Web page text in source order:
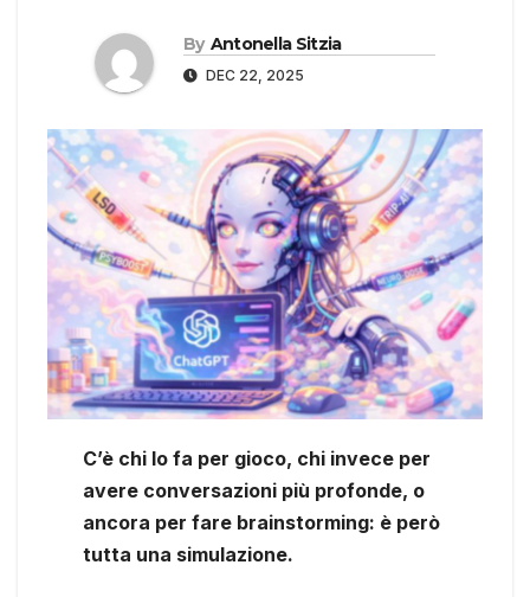
By Antonella Sitzia
DEC 22, 2025
C’è chi lo fa per gioco, chi invece per
avere conversazioni più profonde, o
ancora per fare brainstorming: è però
tutta una simulazione.